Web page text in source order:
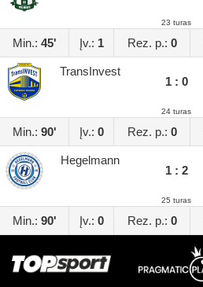
23 turas
Min.: 45' Įv.: 1 Rez. p.: 0
TransInvest
1 : 0
24 turas
Min.: 90' Įv.: 0 Rez. p.: 0
Hegelmann
1 : 2
25 turas
Min.: 90' Įv.: 0 Rez. p.: 0